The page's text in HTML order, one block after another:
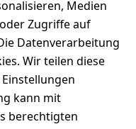
Medien
Zugriffe auf
Datenverarbeitung
Wir teilen diese
kann mit
berechtigten